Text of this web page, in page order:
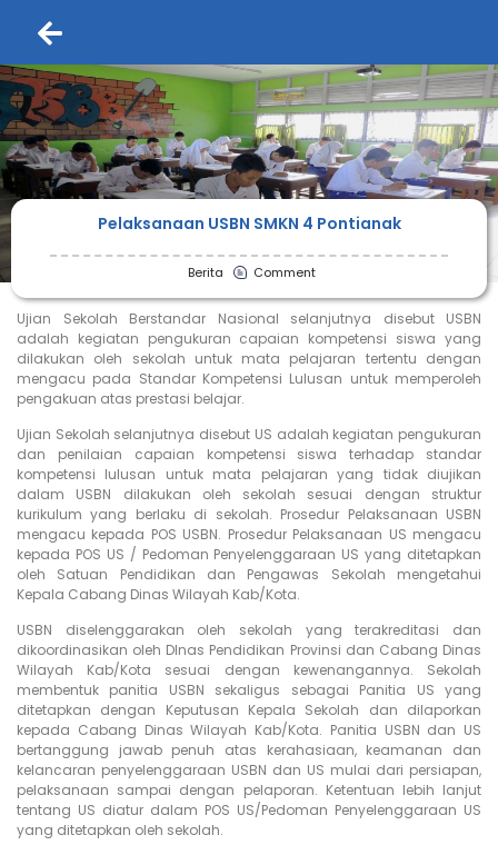
Pelaksanaan USBN SMKN 4 Pontianak
Berita Comment
Ujian Sekolah Berstandar Nasional selanjutnya disebut USBN
adalah kegiatan pengukuran capaian kompetensi siswa yang
dilakukan oleh sekolah untuk mata pelajaran tertentu dengan
mengacu pada Standar Kompetensi Lulusan untuk memperoleh
pengakuan atas prestasi belajar.
Ujian Sekolah selanjutnya disebut US adalah kegiatan pengukuran
dan penilaian capaian kompetensi siswa terhadap standar
kompetensi lulusan untuk mata pelajaran yang tidak diujikan
dalam USBN dilakukan oleh sekolah sesuai dengan struktur
kurikulum yang berlaku di sekolah. Prosedur Pelaksanaan USBN
mengacu kepada POS USBN. Prosedur Pelaksanaan US mengacu
kepada POS US / Pedoman Penyelenggaraan US yang ditetapkan
oleh Satuan Pendidikan dan Pengawas Sekolah mengetahui
Kepala Cabang Dinas Wilayah Kab/Kota.
USBN diselenggarakan oleh sekolah yang terakreditasi dan
dikoordinasikan oleh DInas Pendidikan Provinsi dan Cabang Dinas
Wilayah Kab/Kota sesuai dengan kewenangannya. Sekolah
membentuk panitia USBN sekaligus sebagai Panitia US yang
ditetapkan dengan Keputusan Kepala Sekolah dan dilaporkan
kepada Cabang Dinas Wilayah Kab/Kota. Panitia USBN dan US
bertanggung jawab penuh atas kerahasiaan, keamanan dan
kelancaran penyelenggaraan USBN dan US mulai dari persiapan,
pelaksanaan sampai dengan pelaporan. Ketentuan lebih lanjut
tentang US diatur dalam POS US/Pedoman Penyelenggaraan US
yang ditetapkan oleh sekolah.